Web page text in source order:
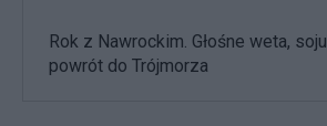
Rok z Nawrockim. Głośne weta,
powrót do Trójmorza